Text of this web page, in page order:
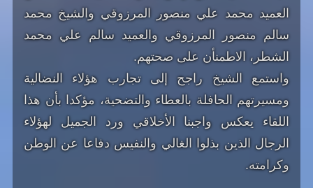
العميد محمد علي منصور المرزوقي والشيخ محمد
سالم منصور المرزوقي والعميد سالم علي محمد
الشطر، الاطمنأن على صحتهم.
واستمع الشيخ راجح إلى تجارب هؤلاء النضالية
ومسيرتهم الحافلة بالعطاء والتضحية، مؤكدا بأن هذا
اللقاء يعكس واجبنا الأخلاقي ورد الجميل لهؤلاء
الرجال الذين بذلوا الغالي والنفيس دفاعا عن الوطن
وكرامته.